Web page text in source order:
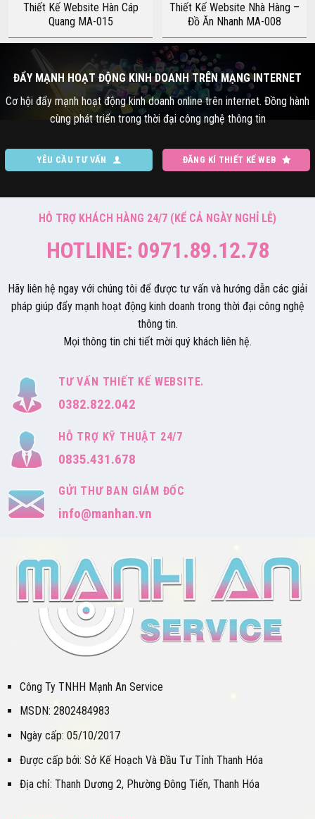
Thiết Kế Website Hàn Cáp
Quang MA-015
Thiết Kế Website Nhà Hàng –
Đồ Ăn Nhanh MA-008
ĐẨY MẠNH HOẠT ĐỘNG KINH DOANH TRÊN MẠNG INTERNET
Cơ hội đẩy mạnh hoạt động kinh doanh online trên internet. Đồng hành
cùng phát triển trong thời đại công nghệ thông tin
YÊU CẦU TƯ VẤN ĐĂNG KÍ THIẾT KẾ WEB
HỖ TRỢ KHÁCH HÀNG 24/7 (KỂ CẢ NGÀY NGHỈ LỄ)
HOTLINE: 0971.89.12.78
Hãy liên hệ ngay với chúng tôi để được tư vấn và hướng dẫn các giải
pháp giúp đẩy mạnh hoạt động kinh doanh trong thời đại công nghệ
thông tin.
Mọi thông tin chi tiết mời quý khách liên hệ.
TƯ VẤN THIẾT KẾ WEBSITE.
0382.822.042
HỖ TRỢ KỸ THUẬT 24/7
0835.431.678
GỬI THƯ BAN GIÁM ĐỐC
info@manhan.vn
Công Ty TNHH Mạnh An Service
MSDN: 2802484983
Ngày cấp: 05/10/2017
Được cấp bởi: Sở Kế Hoạch Và Đầu Tư Tỉnh Thanh Hóa
Địa chỉ: Thanh Dương 2, Phường Đông Tiến, Thanh Hóa